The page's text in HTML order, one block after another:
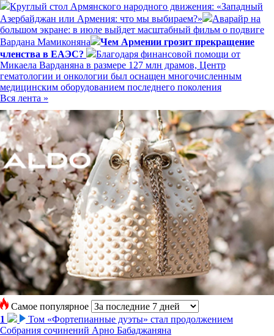
Круглый стол Армянского народного движения: «Западный
Азербайджан или Армения: что мы выбираем?»
Аварайр на
большом экране: в июле выйдет масштабный фильм о подвиге
Вардана Мамиконяна
Чем Армении грозит прекращение
членства в ЕАЭС?
Благодаря финансовой помощи от
Микаела Варданяна в размере 127 млн драмов, Центр
гематологии и онкологии был оснащен многочисленным
медицинским оборудованием последнего поколения
Вся лента »
Самое популярное
1
Том «Фортепианные дуэты» стал продолжением
Собрания сочинений Арно Бабаджаняна